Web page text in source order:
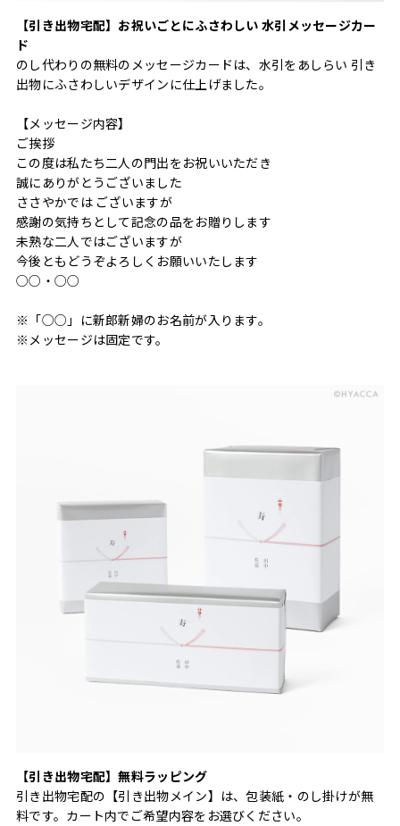
【引き出物宅配】お祝いごとにふさわしい 水引メッセージカー
ド
のし代わりの無料のメッセージカードは、水引をあしらい 引き
出物にふさわしいデザインに仕上げました。
【メッセージ内容】
ご挨拶
この度は私たち二人の門出をお祝いいただき
誠にありがとうございました
ささやかでは ございますが
感謝の気持ちとして記念の品をお贈りします
未熟な二人ではございますが
今後ともどうぞよろしくお願いいたします
○○・○○
※「○○」に新郎新婦のお名前が入ります。
※メッセージは固定です。
【引き出物宅配】無料ラッピング
引き出物宅配の【引き出物メイン】は、包装紙・のし掛けが無
料です。カート内でご希望内容をお選びください。